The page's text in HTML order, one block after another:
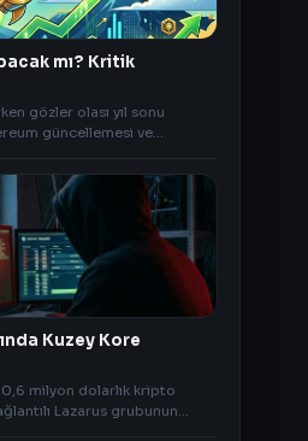
mı? Kritik
gözler olası yıl sonu
güncellemesi ve
Kuzey Kore
milyon dolarlık kripto
Lazarus grubunun